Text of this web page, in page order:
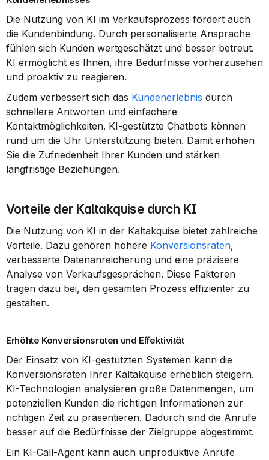
Die Nutzung von KI im Verkaufsprozess fördert auch
die Kundenbindung. Durch personalisierte Ansprache
fühlen sich Kunden wertgeschätzt und besser betreut.
KI ermöglicht es Ihnen, ihre Bedürfnisse vorherzusehen
und proaktiv zu reagieren.
Zudem verbessert sich das Kundenerlebnis durch
schnellere Antworten und einfachere
Kontaktmöglichkeiten. KI-gestützte Chatbots können
rund um die Uhr Unterstützung bieten. Damit erhöhen
Sie die Zufriedenheit Ihrer Kunden und stärken
langfristige Beziehungen.
Vorteile der Kaltakquise durch KI
Die Nutzung von KI in der Kaltakquise bietet zahlreiche
Vorteile. Dazu gehören höhere Konversionsraten,
verbesserte Datenanreicherung und eine präzisere
Analyse von Verkaufsgesprächen. Diese Faktoren
tragen dazu bei, den gesamten Prozess effizienter zu
gestalten.
Erhöhte Konversionsraten und Effektivität
Der Einsatz von KI-gestützten Systemen kann die
Konversionsraten Ihrer Kaltakquise erheblich steigern.
KI-Technologien analysieren große Datenmengen, um
potenziellen Kunden die richtigen Informationen zur
richtigen Zeit zu präsentieren. Dadurch sind die Anrufe
besser auf die Bedürfnisse der Zielgruppe abgestimmt.
Ein KI-Call-Agent kann auch unproduktive Anrufe